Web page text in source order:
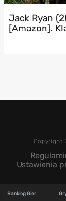
Jack Ryan
[Amazon].
Copyright
Ustawienia
Ranking Gier